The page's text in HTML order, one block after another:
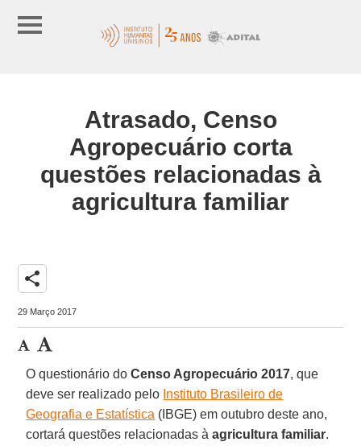
Atrasado, Censo
Agropecuário corta
questões relacionadas à
agricultura familiar
share
29 Março 2017
O questionário doCenso Agropecuário 2017, que
deve ser realizado pelo Instituto Brasileiro de
Geografia e Estatística (IBGE) em outubro deste ano,
cortará questões relacionadas àagricultura familiar.